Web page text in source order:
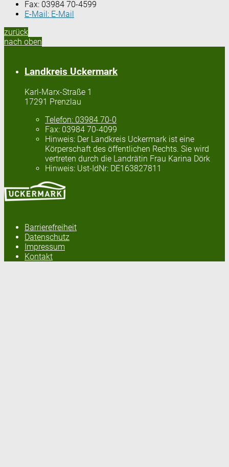
Fax: 03984 70-4599
E-Mail: E-Mail
zurück
nach oben
Landkreis Uckermark
Karl-Marx-Straße 1
17291 Prenzlau
Telefon: 03984 70-0
Fax: 03984 70-4099
Hinweis: Der Landkreis Uckermark ist eine
Körperschaft des öffentlichen Rechts. Sie wird
vertreten durch die Landrätin Frau Karina Dörk
Hinweis: Ust-IdNr: DE163827811
Barrierefreiheit
Datenschutz
Impressum
Kontakt